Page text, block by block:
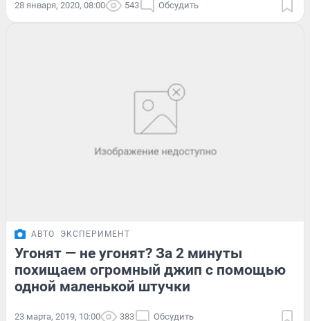
28 января, 2020, 08:00 543 Обсудить
АВТО ЭКСПЕРИМЕНТ
Угонят — не угонят? За 2 минуты
похищаем огромный джип с помощью
одной маленькой штучки
23 марта, 2019, 10:00 383 Обсудить